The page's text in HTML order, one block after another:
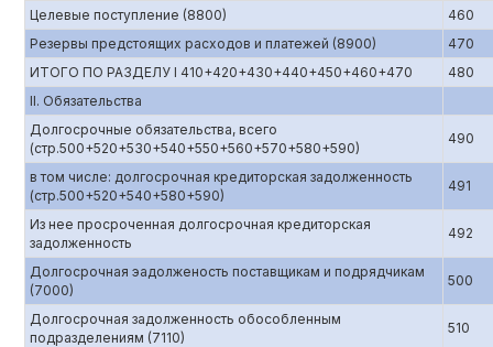
Целевые поступление (8800)
460
Резервы предстоящих расходов и платежей (8900)
470
ИТОГО ПО РАЗДЕЛУ I 410+420+430+440+450+460+470
480
II. Обязательства
Долгосрочные обязательства, всего
(стр.500+520+530+540+550+560+570+580+590)
490
в том числе: долгосрочная кредиторская задолженность
(стр.500+520+540+580+590)
491
Из нее просроченная долгосрочная кредиторская
задолженность
492
Долгосрочная эадолженость поставщикам и подрядчикам
(7000)
500
Долгосрочная задолженность обособленным
подразделениям (7110)
510